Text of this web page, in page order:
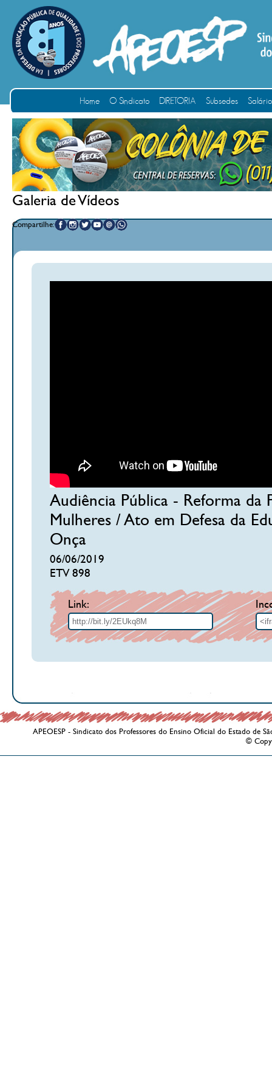
Home O Sindicato DIRETORIA Subsedes
Galeria de Vídeos
Compartilhe:
Audiência Pública - Reforma da
Mulheres / Ato em Defesa da
Onça
06/06/2019
ETV 898
Link:
APEOESP - Sindicato dos Professores do Ensino Oficial do Estado de
©